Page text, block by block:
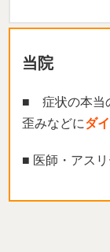
当院
■ 症状の本当
歪みなどにダ
■ 医師・アス